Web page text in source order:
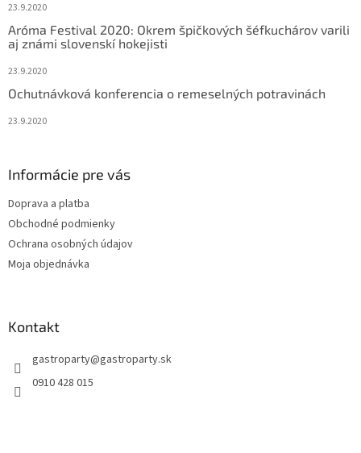
23.9.2020
Aróma Festival 2020: Okrem špičkových šéfkuchárov varili
aj známi slovenskí hokejisti
23.9.2020
Ochutnávková konferencia o remeselných potravinách
23.9.2020
Informácie pre vás
Doprava a platba
Obchodné podmienky
Ochrana osobných údajov
Moja objednávka
Kontakt
gastroparty@gastroparty.sk
0910 428 015